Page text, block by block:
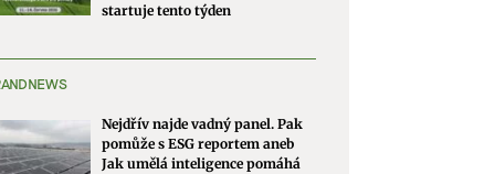
startuje tento týden
Nejdřív najde vadný panel. Pak
pomůže s ESG reportem aneb
Jak umělá inteligence pomáhá